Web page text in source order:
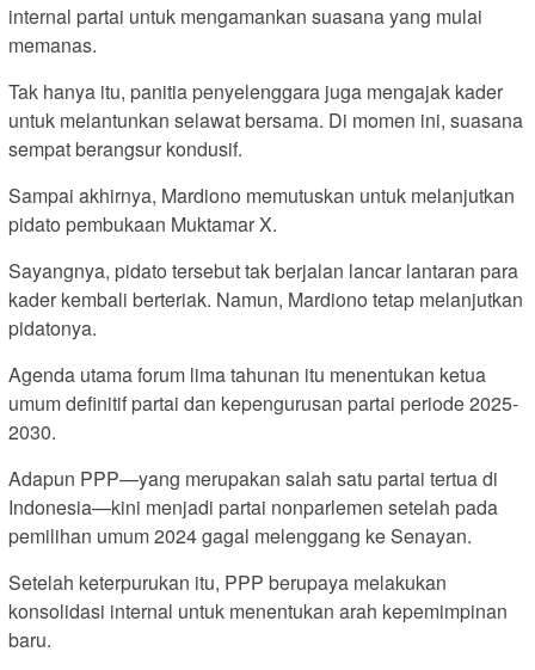
internal partai untuk mengamankan suasana yang mulai
memanas.
Tak hanya itu, panitia penyelenggara juga mengajak kader
untuk melantunkan selawat bersama. Di momen ini, suasana
sempat berangsur kondusif.
Sampai akhirnya, Mardiono memutuskan untuk melanjutkan
pidato pembukaan Muktamar X.
Sayangnya, pidato tersebut tak berjalan lancar lantaran para
kader kembali berteriak. Namun, Mardiono tetap melanjutkan
pidatonya.
Agenda utama forum lima tahunan itu menentukan ketua
umum definitif partai dan kepengurusan partai periode 2025-
2030.
Adapun PPP—yang merupakan salah satu partai tertua di
Indonesia—kini menjadi partai nonparlemen setelah pada
pemilihan umum 2024 gagal melenggang ke Senayan.
Setelah keterpurukan itu, PPP berupaya melakukan
konsolidasi internal untuk menentukan arah kepemimpinan
baru.